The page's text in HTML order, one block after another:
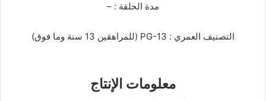
مدة الحلقة : –
التصنيف العمري : PG-13 (للمراهقين 13 سنة وما فوق)
معلومات الإنتاج